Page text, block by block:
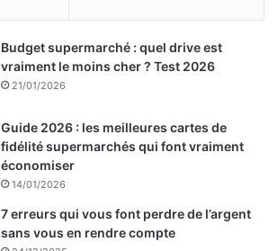
Budget supermarché : quel drive est
vraiment le moins cher ? Test 2026
21/01/2026
Guide 2026 : les meilleures cartes de
fidélité supermarchés qui font vraiment
économiser
14/01/2026
7 erreurs qui vous font perdre de l’argent
sans vous en rendre compte